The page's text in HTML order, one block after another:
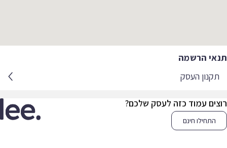
הרשמה
תקנון העסק
עמוד כזה לעסק שלכם?
התחילו חינם